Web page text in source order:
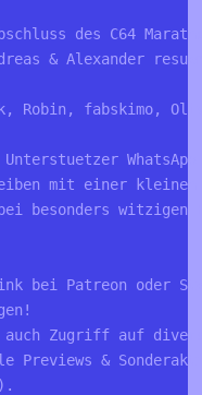
des C64
& Alexander
Robin, fabskimo,
mit einer kleinen
besonders witzigen
bei Patreon oder
auch Zugriff auf
Previews &
).